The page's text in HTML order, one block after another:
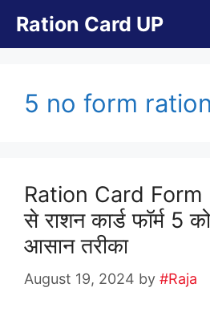
content
Ration Card UP
5 no form
Ration Card Form
से राशन कार्ड फॉर्म 5
आसान तरीका
August 19, 2024 by #Raja